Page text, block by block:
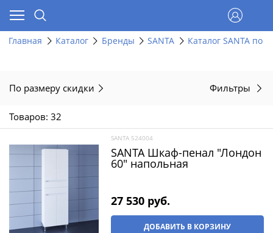
Главная Каталог Бренды SANTA Каталог SANTA по
По размеру скидки Фильтры
Товаров: 32
SANTA 524004
SANTA Шкаф-пенал "Лондон
60" напольная
27 530 руб.
ДОБАВИТЬ В КОРЗИНУ